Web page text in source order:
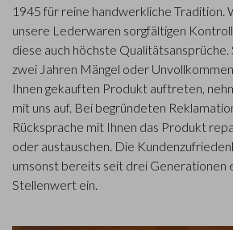
1945 für reine handwerkliche Tradition.
unsere Lederwaren sorgfältigen
diese auch höchste Qualitätsansprüche.
zwei Jahren Mängel oder
Ihnen gekauften Produkt auftreten,
mit uns auf. Bei begründeten
Rücksprache mit Ihnen das Produkt
oder austauschen. Die
umsonst bereits seit drei Generationen
Stellenwert ein.